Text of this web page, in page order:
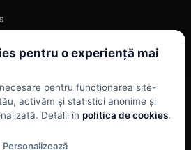
De Confidentialitate
și Condiții
pentru o experiență mai
pentru funcționarea site-
activăm și statistici anonime și
Detalii în politica de cookies.
Personalizează